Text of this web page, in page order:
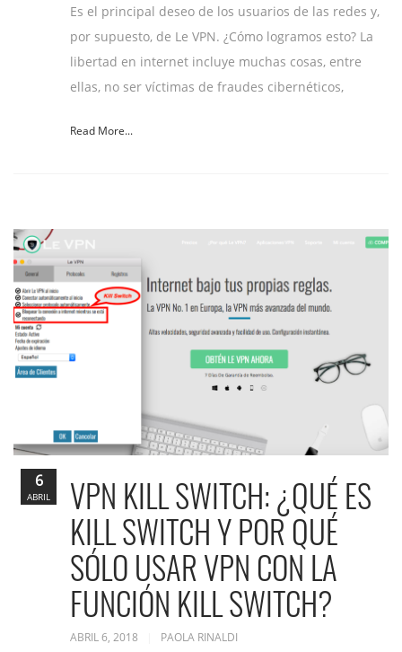
Es el principal deseo de los usuarios de las redes y,
por supuesto, de Le VPN. ¿Cómo logramos esto? La
libertad en internet incluye muchas cosas, entre
ellas, no ser víctimas de fraudes cibernéticos,
Read More...
VPN KILL SWITCH: ¿QUÉ ES
KILL SWITCH Y POR QUÉ
SÓLO USAR VPN CON LA
FUNCIÓN KILL SWITCH?
ABRIL 6, 2018 PAOLA RINALDI
6
ABRIL